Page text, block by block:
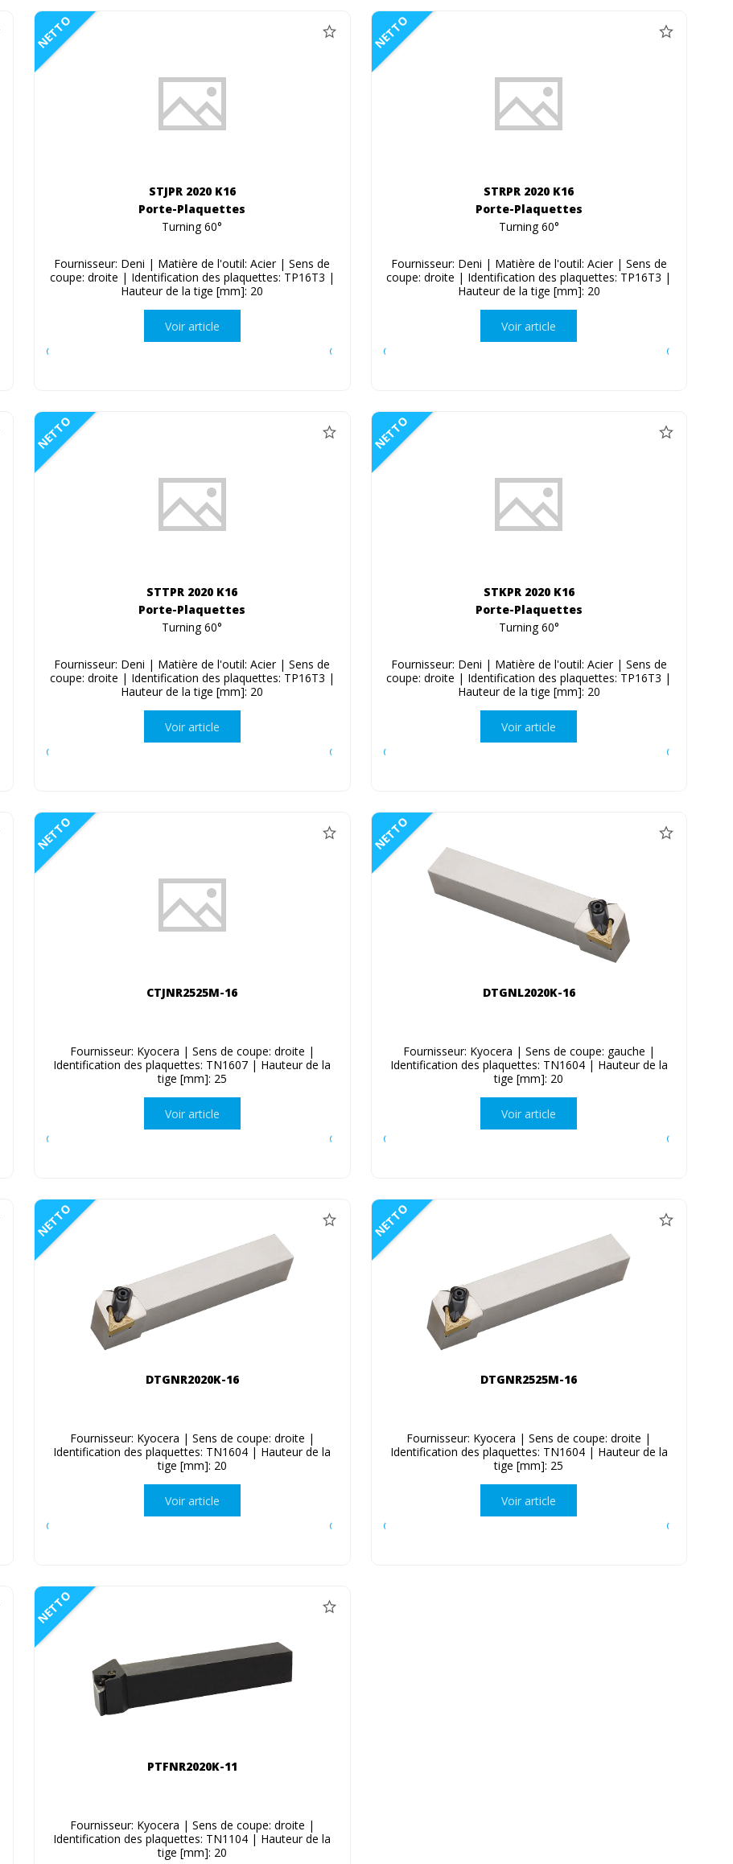
NETTO
STJPR 2020 K16
Porte-Plaquettes
Turning 60°
Fournisseur: Deni | Matière de l'outil: Acier | Sens de
coupe: droite | Identification des plaquettes: TP16T3 |
Hauteur de la tige [mm]: 20
Voir article
NETTO
STRPR 2020 K16
Porte-Plaquettes
Turning 60°
Fournisseur: Deni | Matière de l'outil: Acier | Sens de
coupe: droite | Identification des plaquettes: TP16T3 |
Hauteur de la tige [mm]: 20
Voir article
NETTO
STTPR 2020 K16
Porte-Plaquettes
Turning 60°
Fournisseur: Deni | Matière de l'outil: Acier | Sens de
coupe: droite | Identification des plaquettes: TP16T3 |
Hauteur de la tige [mm]: 20
Voir article
NETTO
STKPR 2020 K16
Porte-Plaquettes
Turning 60°
Fournisseur: Deni | Matière de l'outil: Acier | Sens de
coupe: droite | Identification des plaquettes: TP16T3 |
Hauteur de la tige [mm]: 20
Voir article
NETTO
CTJNR2525M-16
Fournisseur: Kyocera | Sens de coupe: droite |
Identification des plaquettes: TN1607 | Hauteur de la
tige [mm]: 25
Voir article
NETTO
DTGNL2020K-16
Fournisseur: Kyocera | Sens de coupe: gauche |
Identification des plaquettes: TN1604 | Hauteur de la
tige [mm]: 20
Voir article
NETTO
DTGNR2020K-16
Fournisseur: Kyocera | Sens de coupe: droite |
Identification des plaquettes: TN1604 | Hauteur de la
tige [mm]: 20
Voir article
NETTO
DTGNR2525M-16
Fournisseur: Kyocera | Sens de coupe: droite |
Identification des plaquettes: TN1604 | Hauteur de la
tige [mm]: 25
Voir article
NETTO
PTFNR2020K-11
Fournisseur: Kyocera | Sens de coupe: droite |
Identification des plaquettes: TN1104 | Hauteur de la
tige [mm]: 20